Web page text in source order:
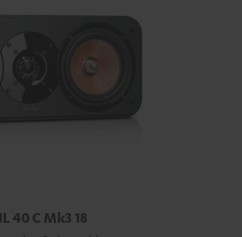
40 C Mk3 18